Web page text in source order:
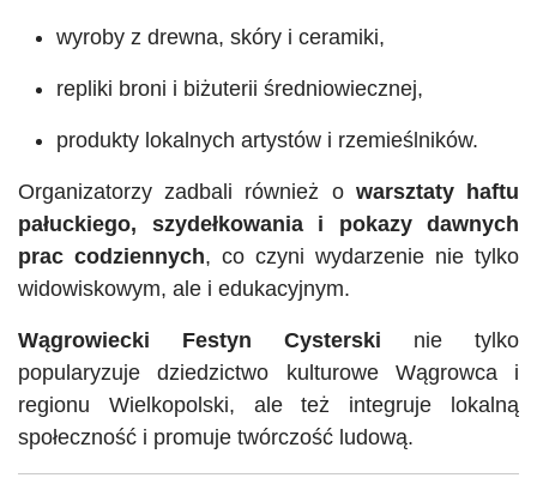
wyroby z drewna, skóry i ceramiki,
repliki broni i biżuterii średniowiecznej,
produkty lokalnych artystów i rzemieślników.
Organizatorzy zadbali również o warsztaty haftu
pałuckiego, szydełkowania i pokazy dawnych
prac codziennych, co czyni wydarzenie nie tylko
widowiskowym, ale i edukacyjnym.
Wągrowiecki Festyn Cysterski nie tylko
popularyzuje dziedzictwo kulturowe Wągrowca i
regionu Wielkopolski, ale też integruje lokalną
społeczność i promuje twórczość ludową.